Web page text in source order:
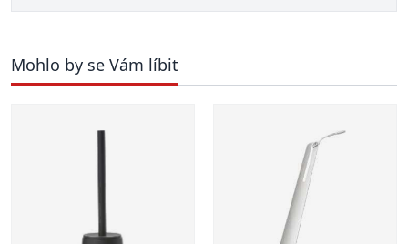
Mohlo by se Vám líbit